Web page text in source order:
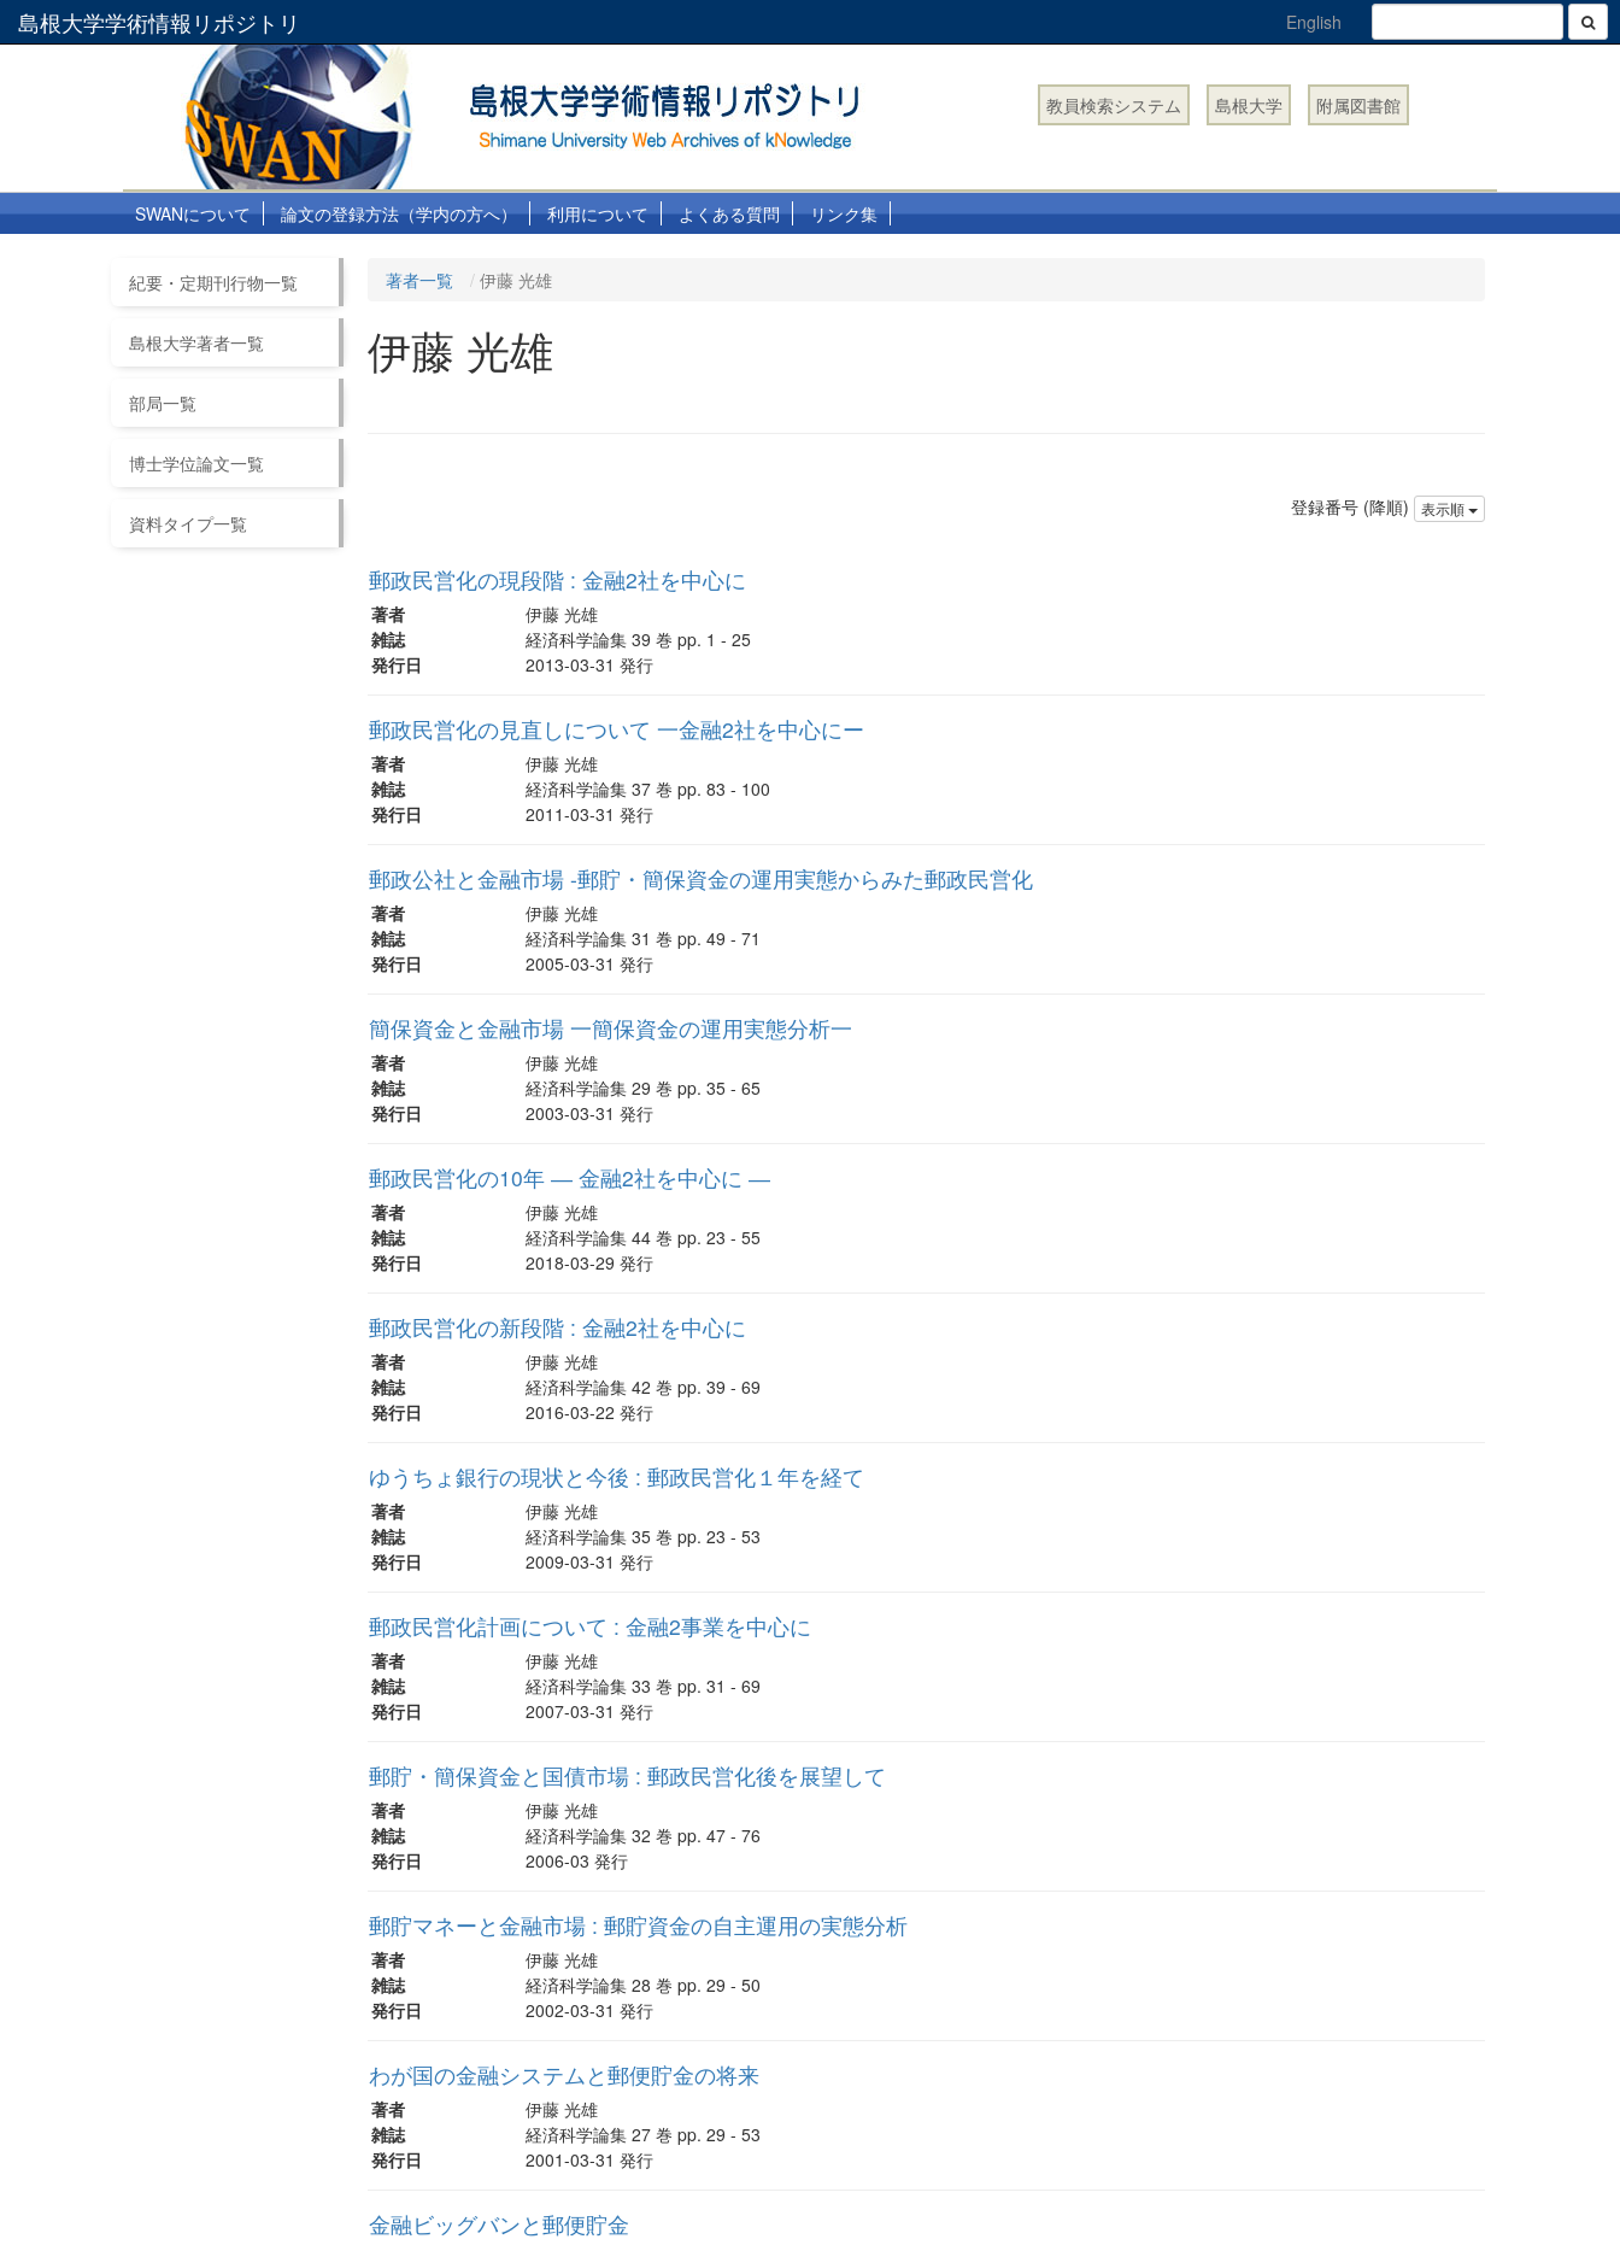
島根大学学術情報リポジトリ English
教員検索システム 島根大学 附属図書館
SWANについて 論文の登録方法（学内の方へ） 利用について よくある質問 リンク集
紀要・定期刊行物一覧
島根大学著者一覧
部局一覧
博士学位論文一覧
資料タイプ一覧
著者一覧 伊藤 光雄
伊藤 光雄
登録番号 (降順) 表示順
郵政民営化の現段階 : 金融2社を中心に
著者
伊藤 光雄
雑誌
経済科学論集 39 巻 pp. 1 - 25
発行日
2013-03-31 発行
郵政民営化の見直しについて 一金融2社を中心にー
著者
伊藤 光雄
雑誌
経済科学論集 37 巻 pp. 83 - 100
発行日
2011-03-31 発行
郵政公社と金融市場 -郵貯・簡保資金の運用実態からみた郵政民営化
著者
伊藤 光雄
雑誌
経済科学論集 31 巻 pp. 49 - 71
発行日
2005-03-31 発行
簡保資金と金融市場 一簡保資金の運用実態分析一
著者
伊藤 光雄
雑誌
経済科学論集 29 巻 pp. 35 - 65
発行日
2003-03-31 発行
郵政民営化の10年 ― 金融2社を中心に ―
著者
伊藤 光雄
雑誌
経済科学論集 44 巻 pp. 23 - 55
発行日
2018-03-29 発行
郵政民営化の新段階 : 金融2社を中心に
著者
伊藤 光雄
雑誌
経済科学論集 42 巻 pp. 39 - 69
発行日
2016-03-22 発行
ゆうちょ銀行の現状と今後 : 郵政民営化１年を経て
著者
伊藤 光雄
雑誌
経済科学論集 35 巻 pp. 23 - 53
発行日
2009-03-31 発行
郵政民営化計画について : 金融2事業を中心に
著者
伊藤 光雄
雑誌
経済科学論集 33 巻 pp. 31 - 69
発行日
2007-03-31 発行
郵貯・簡保資金と国債市場 : 郵政民営化後を展望して
著者
伊藤 光雄
雑誌
経済科学論集 32 巻 pp. 47 - 76
発行日
2006-03 発行
郵貯マネーと金融市場 : 郵貯資金の自主運用の実態分析
著者
伊藤 光雄
雑誌
経済科学論集 28 巻 pp. 29 - 50
発行日
2002-03-31 発行
わが国の金融システムと郵便貯金の将来
著者
伊藤 光雄
雑誌
経済科学論集 27 巻 pp. 29 - 53
発行日
2001-03-31 発行
金融ビッグバンと郵便貯金